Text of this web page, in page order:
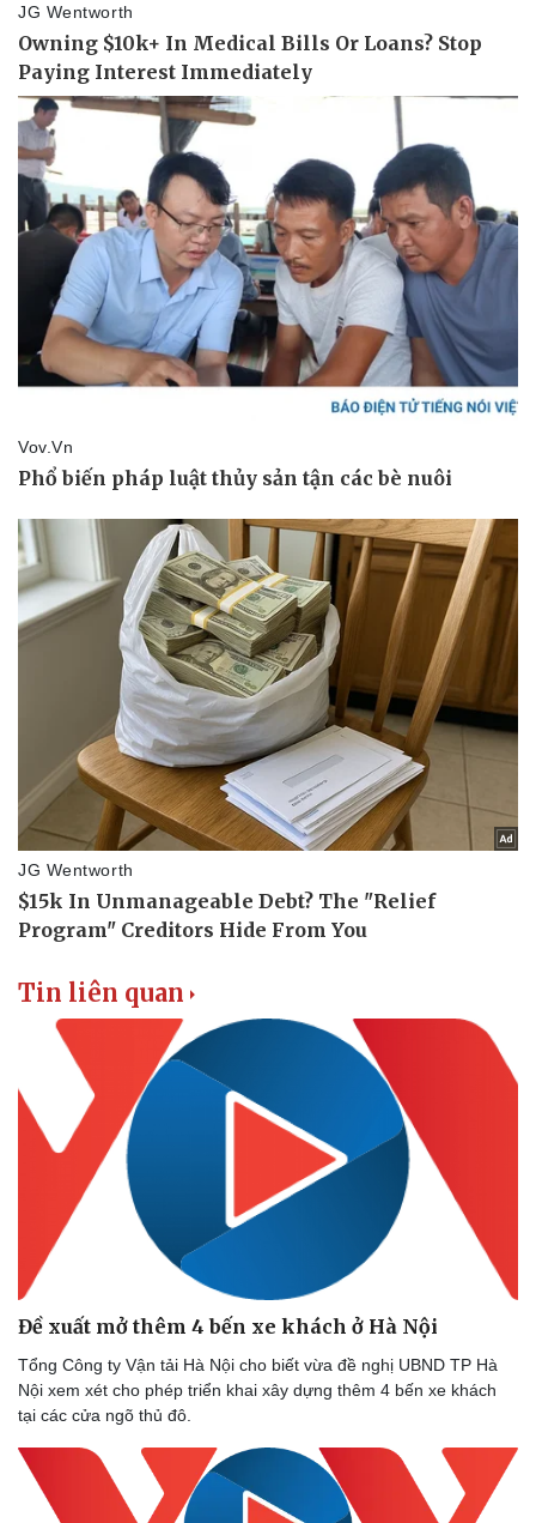
Pháp luật
Vụ án
Quân sự - Quốc phòng
Vũ khí
Việt Nam
Phân tích
Tin liên quan
Đề xuất mở thêm 4 bến xe khách ở Hà Nội
Tổng Công ty Vận tải Hà Nội cho biết vừa đề nghị UBND TP Hà
Nội xem xét cho phép triển khai xây dựng thêm 4 bến xe khách
tại các cửa ngõ thủ đô.